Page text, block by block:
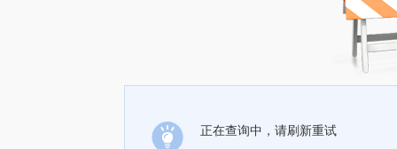
正在查询中，请刷新重试